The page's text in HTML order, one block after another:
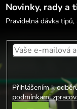
Novinky, rady a
Pravidelná dávka
Přihlášením k
podmínkami